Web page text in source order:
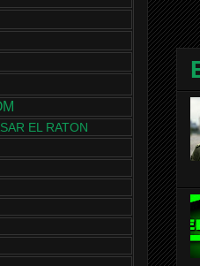
EL RATON